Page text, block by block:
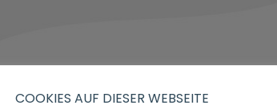
COOKIES AUF DIESER WEBSEITE